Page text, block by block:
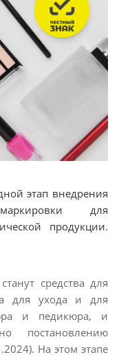
этап внедрения
для
продукции.
средства для
для ухода и для
и педикюра, и
постановлению
На этом этапе